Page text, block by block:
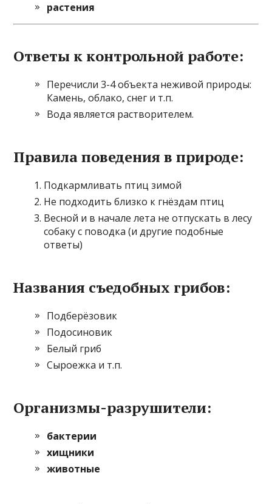
растения
Ответы к контрольной работе:
Перечисли 3-4 объекта неживой природы:
Камень, облако, снег и т.п.
Вода является растворителем.
Правила поведения в природе:
Подкармливать птиц зимой
Не подходить близко к гнёздам птиц
Весной и в начале лета не отпускать в лесу
собаку с поводка (и другие подобные
ответы)
Названия съедобных грибов:
Подберёзовик
Подосиновик
Белый гриб
Сыроежка и т.п.
Организмы-разрушители:
бактерии
хищники
животные